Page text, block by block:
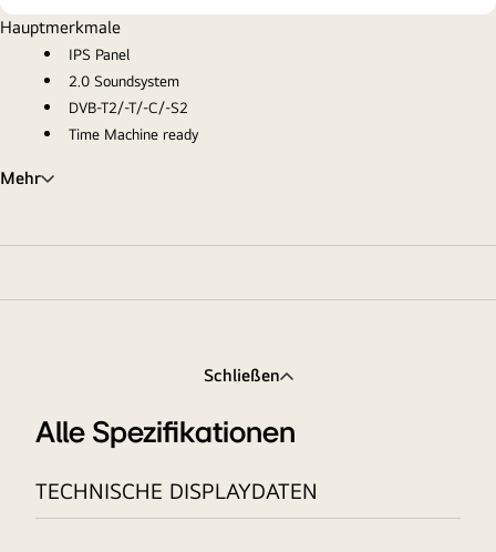
FolieFolie
Hauptmerkmale
IPS Panel
2.0 Soundsystem
DVB-T2/-T/-C/-S2
Time Machine ready
Mehr
Schließen
Alle Spezifikationen
TECHNISCHE DISPLAYDATEN